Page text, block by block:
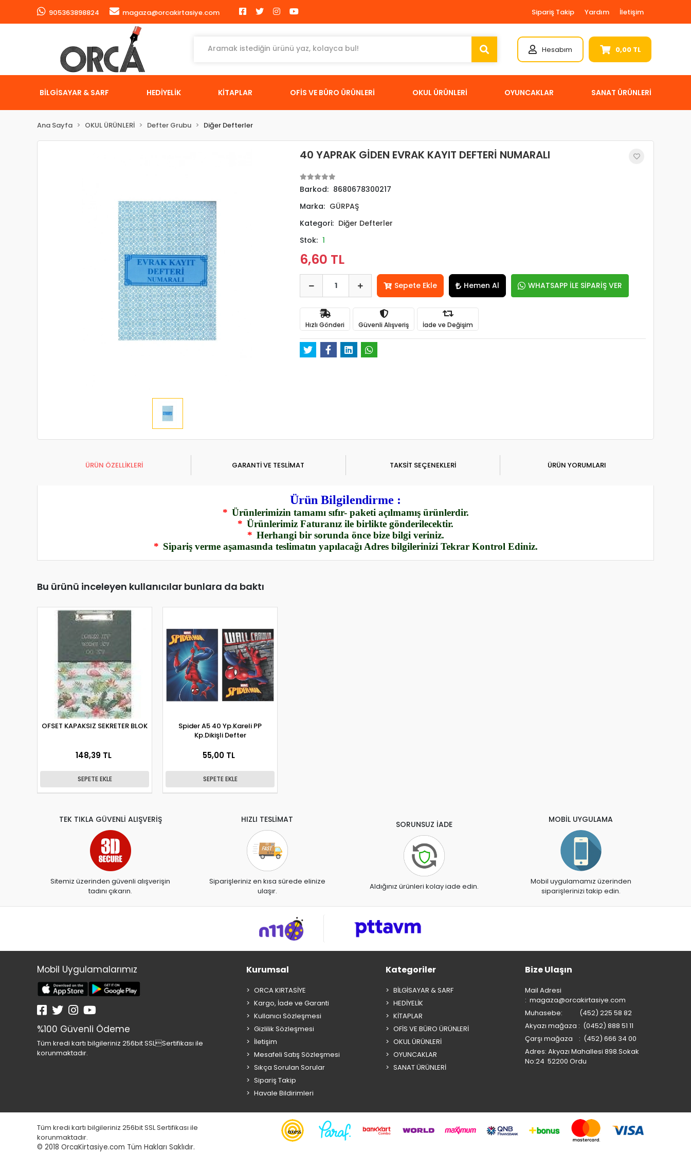
905363898824 magaza@orcakirtasiye.com Sipariş Takip Yardım İletişim
Hesabım 0,00 TL
BİLGİSAYAR & SARF HEDİYELİK KİTAPLAR OFİS VE BÜRO ÜRÜNLERİ OKUL ÜRÜNLERİ OYUNCAKLAR SANAT ÜRÜNLERİ
Ana Sayfa OKUL ÜRÜNLERİ Defter Grubu Diğer Defterler
40 YAPRAK GİDEN EVRAK KAYIT DEFTERİ NUMARALI
Barkod: 8680678300217
Marka: GÜRPAŞ
Kategori: Diğer Defterler
Stok: 1
6,60 TL
Sepete Ekle Hemen Al WHATSAPP İLE SİPARİŞ VER
Hızlı Gönderi Güvenli Alışveriş İade ve Değişim
ÜRÜN ÖZELLİKLERİ GARANTİ VE TESLİMAT TAKSİT SEÇENEKLERİ ÜRÜN YORUMLARI
Ürün Bilgilendirme :
* Ürünlerimizin tamamı sıfır- paketi açılmamış ürünlerdir.
* Ürünlerimiz Faturanız ile birlikte gönderilecektir.
* Herhangi bir sorunda önce bize bilgi veriniz.
* Sipariş verme aşamasında teslimatın yapılacağı Adres bilgilerinizi Tekrar Kontrol Ediniz.
Bu ürünü inceleyen kullanıcılar bunlara da baktı
OFSET KAPAKSIZ SEKRETER BLOK
148,39 TL
SEPETE EKLE
Spider A5 40 Yp.Kareli PP
Kp.Dikişli Defter
55,00 TL
SEPETE EKLE
TEK TIKLA GÜVENLİ ALIŞVERİŞ
Sitemiz üzerinden güvenli alışverişin
tadını çıkarın.
HIZLI TESLİMAT
Siparişleriniz en kısa sürede elinize
ulaşır.
SORUNSUZ İADE
Aldığınız ürünleri kolay iade edin.
MOBİL UYGULAMA
Mobil uygulamamız üzerinden
siparişlerinizi takip edin.
Mobil Uygulamalarımız
%100 Güvenli Ödeme
Tüm kredi kartı bilgileriniz 256bit SSLSertifikası ile
korunmaktadır.
Kurumsal
ORCA KIRTASİYE
Kargo, İade ve Garanti
Kullanıcı Sözleşmesi
Gizlilik Sözleşmesi
İletişim
Mesafeli Satış Sözleşmesi
Sıkça Sorulan Sorular
Sipariş Takip
Havale Bildirimleri
Kategoriler
BİLGİSAYAR & SARF
HEDİYELİK
KİTAPLAR
OFİS VE BÜRO ÜRÜNLERİ
OKUL ÜRÜNLERİ
OYUNCAKLAR
SANAT ÜRÜNLERİ
Bize Ulaşın
Mail Adresi
: magaza@orcakirtasiye.com
Muhasebe: (452) 225 58 82
Akyazı mağaza : (0452) 888 51 11
Çarşı mağaza : (452) 666 34 00
Adres: Akyazı Mahallesi 898.Sokak
No:24 52200 Ordu
Tüm kredi kartı bilgileriniz 256bit SSL Sertifikası ile
korunmaktadır.
© 2018 OrcaKirtasiye.com Tüm Hakları Saklıdır.